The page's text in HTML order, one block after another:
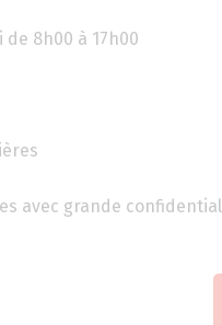
8h00 à 17h00
avec grande